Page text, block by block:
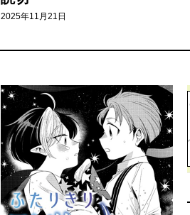
2025年11月21日